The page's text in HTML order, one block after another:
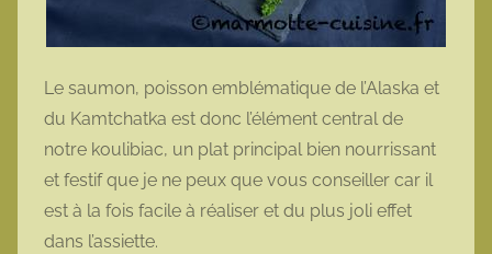
Le saumon, poisson emblématique de l’Alaska et
du Kamtchatka est donc l’élément central de
notre koulibiac, un plat principal bien nourrissant
et festif que je ne peux que vous conseiller car il
est à la fois facile à réaliser et du plus joli effet
dans l’assiette.